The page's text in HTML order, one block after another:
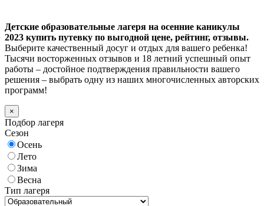
Детские образовательные лагеря на осенние каникулы
2023 купить путевку по выгодной цене, рейтинг, отзывы.
Выберите качественный досуг и отдых для вашего ребенка!
Тысячи восторженных отзывов и 18 летний успешный опыт
работы – достойное подтверждения правильности вашего
решения – выбрать одну из наших многочисленных авторских
программ!
×
Подбор лагеря
Сезон
Осень
Лето
Зима
Весна
Тип лагеря